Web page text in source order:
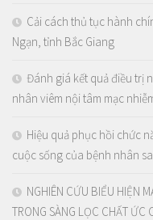
Cải cách thủ tục hành
Ngạn, tỉnh Bắc Giang
Đánh giá kết quả điều trị
nhân viêm nội tâm mạc
Hiệu quả phục hồi chức
cuộc sống của bệnh nhân
NGHIÊN CỨU BIỂU HIỆN
TRONG SÀNG LỌC CHẤT ỨC